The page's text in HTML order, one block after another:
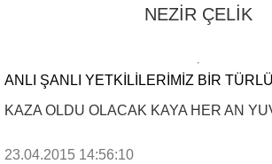
NEZİR ÇELİK
ANLI ŞANLI YETKILILERIMIZ BIR
KAZA OLDU OLACAK KAYA HER AN
23.04.2015 14:56:10